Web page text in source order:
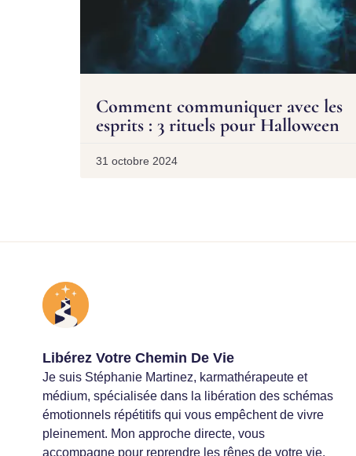
Comment communiquer avec les
esprits : 3 rituels pour Halloween
31 octobre 2024
Libérez Votre Chemin De Vie
Je suis Stéphanie Martinez, karmathérapeute et
médium, spécialisée dans la libération des schémas
émotionnels répétitifs qui vous empêchent de vivre
pleinement. Mon approche directe, vous
accompagne pour reprendre les rênes de votre vie.